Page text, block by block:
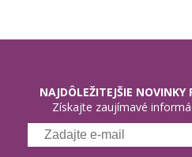
NAJDÔLEŽITEJŠIE
Získajte zaujímavé